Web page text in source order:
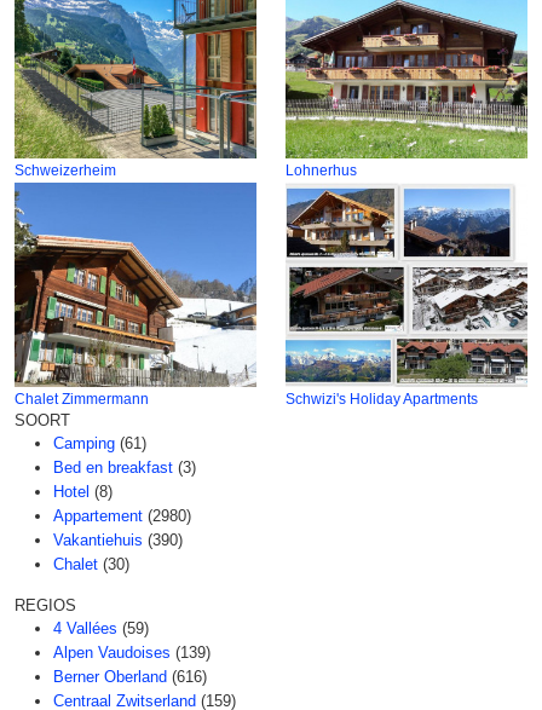
Schweizerheim Lohnerhus
Chalet Zimmermann Schwizi's Holiday Apartments
SOORT
Camping (61)
Bed en breakfast (3)
Hotel (8)
Appartement (2980)
Vakantiehuis (390)
Chalet (30)
REGIOS
4 Vallées (59)
Alpen Vaudoises (139)
Berner Oberland (616)
Centraal Zwitserland (159)